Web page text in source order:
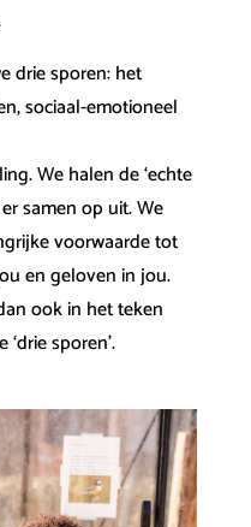
drie sporen: het
sociaal-emotioneel
We halen de ‘echte
samen op uit. We
voorwaarde tot
en geloven in jou.
ook in het teken
sporen’.